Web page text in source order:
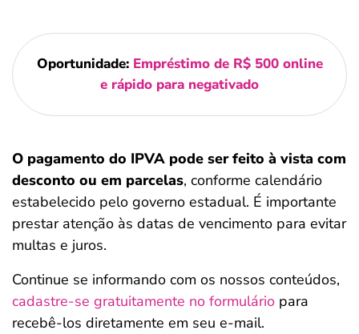
Oportunidade: Empréstimo de R$ 500 online
e rápido para negativado
O pagamento do IPVA pode ser feito à vista com
desconto ou em parcelas, conforme calendário
estabelecido pelo governo estadual. É importante
prestar atenção às datas de vencimento para evitar
multas e juros.
Continue se informando com os nossos conteúdos,
cadastre-se gratuitamente no formulário para
recebê-los diretamente em seu e-mail.